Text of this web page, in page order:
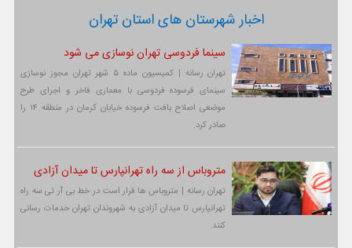
اخبار شهرستان های استان تهران
سینما فردوسی تهران نوسازی می شود
تهران رسانه | کمیسیون ماده ۵ شهر تهران مجوز نوسازی
سینمای فرسوده فردوسی با معماری فاخر و اجرای طرح
موضعی اصلاح بافت فرسوده خیابان کرمان در منطقه ۱۴ را
صادر کرد.
متروباس از سه راه تهرانپارس تا میدان آزادی
تهران رسانه | متروباس ها قرار است در خط بی آر تی سه راه
تهرانپارس تا میدان آزادی به شهروندان تهران خدمات رسانی
کنند.